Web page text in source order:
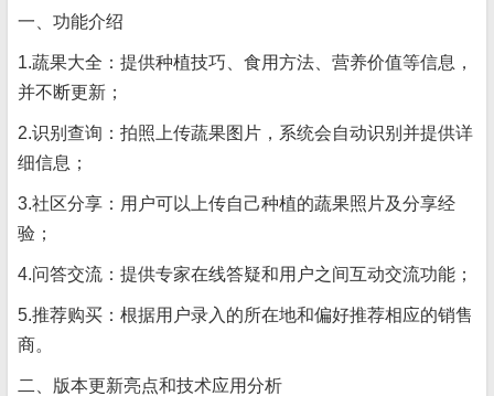
一、功能介绍
1.蔬果大全：提供种植技巧、食用方法、营养价值等信息，
并不断更新；
2.识别查询：拍照上传蔬果图片，系统会自动识别并提供详
细信息；
3.社区分享：用户可以上传自己种植的蔬果照片及分享经
验；
4.问答交流：提供专家在线答疑和用户之间互动交流功能；
5.推荐购买：根据用户录入的所在地和偏好推荐相应的销售
商。
二、版本更新亮点和技术应用分析